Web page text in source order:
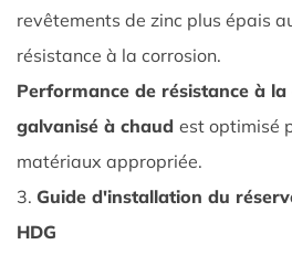
dans
différents
2.3
Influence
du
grade
de
revêtements de zinc plus épais
résistance à la corrosion.
Performance de résistance à
galvanisé à chaud est optimisé
matériaux appropriée.
3. Guide d'installation du
HDG